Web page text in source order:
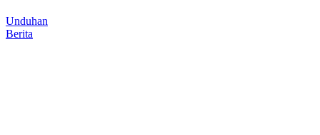
Unduhan
Berita